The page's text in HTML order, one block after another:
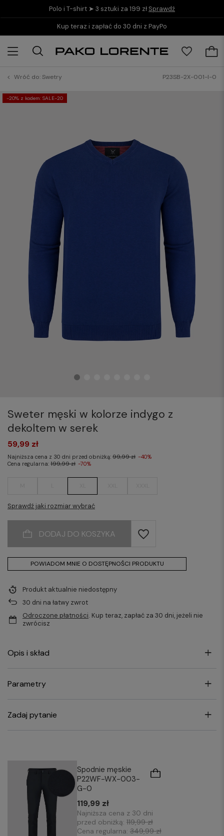
Polo i T-shirt ➤ 3 sztuki za 199 zł Sprawdź
Kup teraz i zapłać do 30 dni z PayPo
Wróć do:Swetry P23SB-2X-001-I-0
-20% z kodem: SALE-20
Sweter męski w kolorze indygo z
dekoltem w serek
Sprawdź jaki rozmiar wybrać
59,99 zł
Najniższa cena z 30 dni przed obniżką: 99,99 zł -40%
Cena regularna: 199,99 zł -70%
DODAJ DO KOSZYKA
POWIADOM MNIE O DOSTĘPNOŚCI PRODUKTU
Produkt aktualnie niedostępny
30 dni na łatwy zwrot
Odroczone płatności. Kup teraz, zapłać za 30 dni, jeżeli nie
zwrócisz
Opis i skład
Parametry
Zadaj pytanie
Spodnie męskie
P22WF-WX-003-
G-0
119,99 zł
Najniższa cena z 30 dni
przed obniżką: 119,99 zł
Cena regularna: 349,99 zł